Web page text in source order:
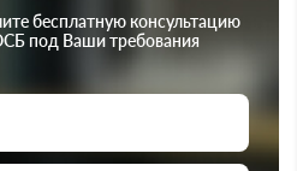
бесплатную консультацию
под Ваши требования